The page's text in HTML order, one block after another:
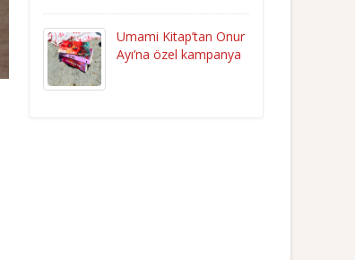
Umami Kitap’tan Onur
Ayı’na özel kampanya